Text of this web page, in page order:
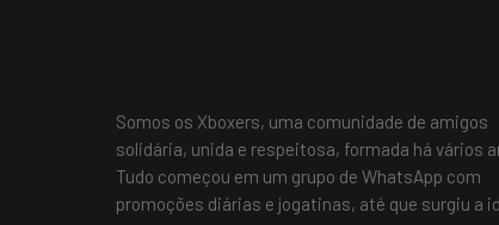
Somos os Xboxers, uma comunidade de amigos
solidária, unida e respeitosa, formada há vários
Tudo começou em um grupo de WhatsApp com
promoções diárias e jogatinas, até que surgiu a